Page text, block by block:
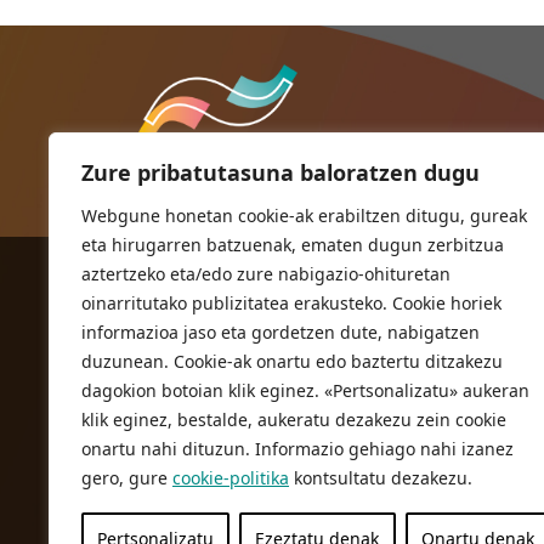
Zure pribatutasuna baloratzen dugu
Webgune honetan cookie-ak erabiltzen ditugu, gureak
eta hirugarren batzuenak, ematen dugun zerbitzua
aztertzeko eta/edo zure nabigazio-ohituretan
oinarritutako publizitatea erakusteko. Cookie horiek
informazioa jaso eta gordetzen dute, nabigatzen
duzunean. Cookie-ak onartu edo baztertu ditzakezu
dagokion botoian klik eginez. «Pertsonalizatu» aukeran
klik eginez, bestalde, aukeratu dezakezu zein cookie
onartu nahi dituzun. Informazio gehiago nahi izanez
gero, gure cookie-politika kontsultatu dezakezu.
Pertsonalizatu Ezeztatu denak Onartu denak
ORIOKO UDALA
Herriko plaza,1
20810 Orio (Gipuzkoa)
T. 943 83 03 46
bulegoak@orio.eus